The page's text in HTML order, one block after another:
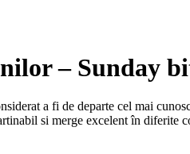
– Sunday
a fi de departe cel mai
si merge excelent în diferite